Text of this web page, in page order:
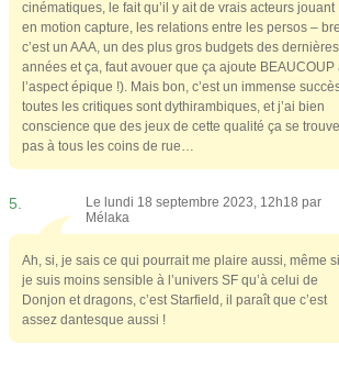
cinématiques, le fait qu’il y ait de vrais acteurs jouant
en motion capture, les relations entre les persos –
c’est un AAA, un des plus gros budgets des dernières
années et ça, faut avouer que ça ajoute BEAUCOUP
l’aspect épique !). Mais bon, c’est un immense
toutes les critiques sont dythirambiques, et j’ai bien
conscience que des jeux de cette qualité ça se trouve
pas à tous les coins de rue…
5.
Le lundi 18 septembre 2023, 12h18 par
Mélaka
Ah, si, je sais ce qui pourrait me plaire aussi, même si
je suis moins sensible à l’univers SF qu’à celui de
Donjon et dragons, c’est Starfield, il paraît que c’est
assez dantesque aussi !